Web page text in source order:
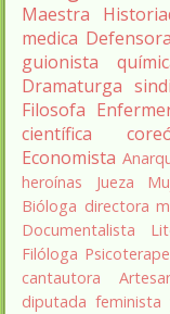
Maestra
medica
guionista
Dramaturga
Filosofa
científica
Economista
heroínas
Jueza
Bióloga directora
Documentalista
Filóloga
cantautora
diputada feminista